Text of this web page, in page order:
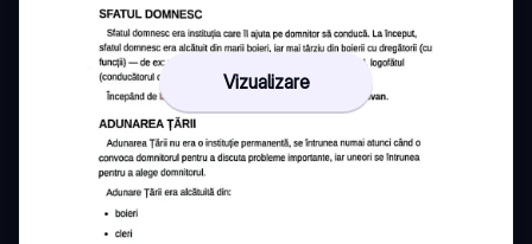
Vizualizare